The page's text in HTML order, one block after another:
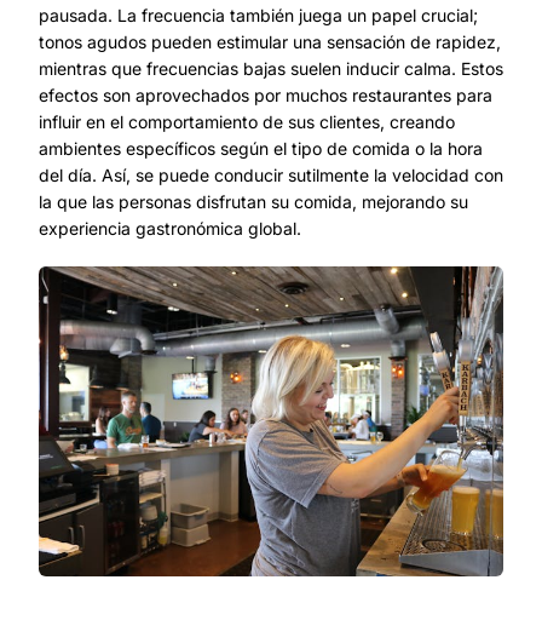
pausada. La frecuencia también juega un papel crucial;
tonos agudos pueden estimular una sensación de rapidez,
mientras que frecuencias bajas suelen inducir calma. Estos
efectos son aprovechados por muchos restaurantes para
influir en el comportamiento de sus clientes, creando
ambientes específicos según el tipo de comida o la hora
del día. Así, se puede conducir sutilmente la velocidad con
la que las personas disfrutan su comida, mejorando su
experiencia gastronómica global.